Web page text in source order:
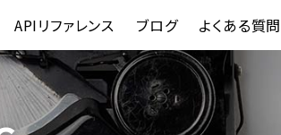
APIリファレンス ブログ よくある質問